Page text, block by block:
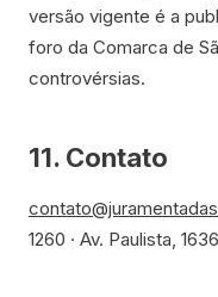
versão vigente é a
foro da Comarca de
controvérsias.
11. Contato
1260 · Av. Paulista,